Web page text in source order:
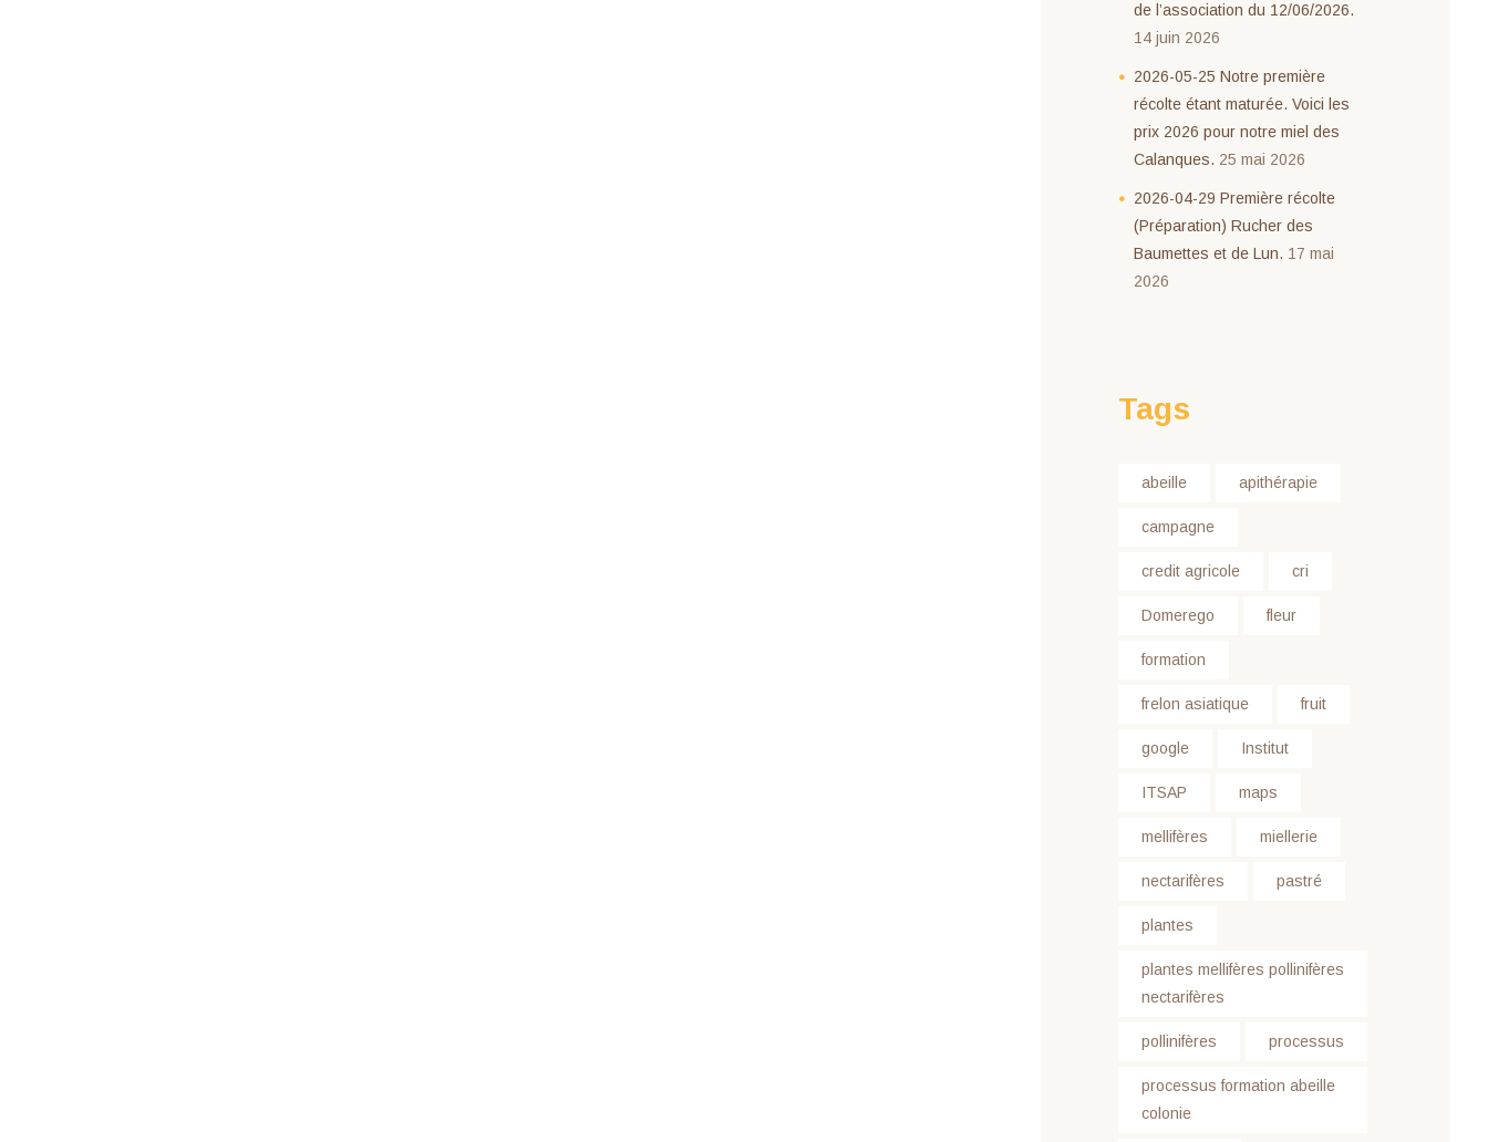
de l’association du 12/06/2026.
14 juin 2026
2026-05-25 Notre première
récolte étant maturée. Voici les
prix 2026 pour notre miel des
Calanques. 25 mai 2026
2026-04-29 Première récolte
(Préparation) Rucher des
Baumettes et de Lun. 17 mai
2026
Tags
abeille apithérapie
campagne
credit agricole cri
Domerego fleur
formation
frelon asiatique fruit
google Institut
ITSAP maps
mellifères miellerie
nectarifères pastré
plantes
plantes mellifères pollinifères
nectarifères
pollinifères processus
processus formation abeille
colonie